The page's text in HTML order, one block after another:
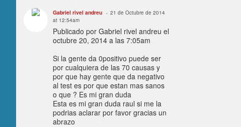
Gabriel rivel andreu
21 de Octubre de 2014
at 12:54am
Publicado por Gabriel rivel andreu el
octubre 20, 2014 a las 7:05am
Si la gente da 0positivo puede ser
por cualquiera de las 70 causas y
por que hay gente que da negativo
al test es por que estan mas sanos
o que ? Es mi gran duda
Esta es mi gran duda raul si me la
podrias aclarar por favor gracias un
abrazo